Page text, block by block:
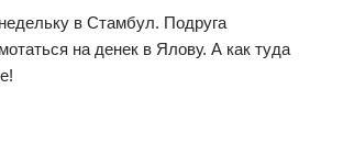
в Стамбул. Подруга
на денек в Ялову. А как туда